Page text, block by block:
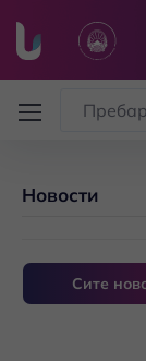
Новости
Сите